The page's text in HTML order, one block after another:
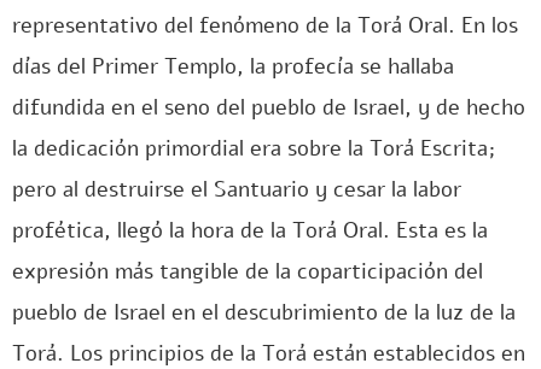
representativo del fenómeno de la Torá Oral. En los
días del Primer Templo, la profecía se hallaba
difundida en el seno del pueblo de Israel, y de hecho
la dedicación primordial era sobre la Torá Escrita;
pero al destruirse el Santuario y cesar la labor
profética, llegó la hora de la Torá Oral. Esta es la
expresión más tangible de la coparticipación del
pueblo de Israel en el descubrimiento de la luz de la
Torá. Los principios de la Torá están establecidos en